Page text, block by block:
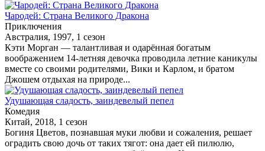
Чародей: Страна Великого Дракона
Приключения
Австралия, 1997, 1 сезон
Кэти Морган — талантливая и одарённая богатым
воображением 14-летняя девочка проводила летние каникулы
вместе со своими родителями, Вики и Карлом, и братом
Джошем отдыхая на природе...
Удушающая сладость, заиндевелый пепел
Комедия
Китай, 2018, 1 сезон
Богиня Цветов, познавшая муки любви и сожаления, решает
оградить свою дочь от таких тягот: она дает ей пилюлю,